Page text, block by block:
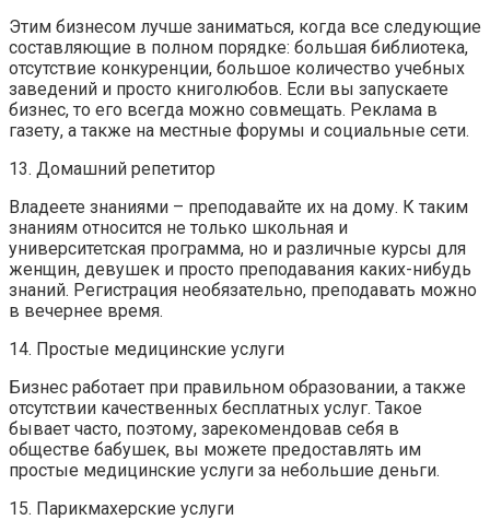
Этим бизнесом лучше заниматься, когда все следующие
составляющие в полном порядке: большая библиотека,
отсутствие конкуренции, большое количество учебных
заведений и просто книголюбов. Если вы запускаете
бизнес, то его всегда можно совмещать. Реклама в
газету, а также на местные форумы и социальные сети.
13. Домашний репетитор
Владеете знаниями – преподавайте их на дому. К таким
знаниям относится не только школьная и
университетская программа, но и различные курсы для
женщин, девушек и просто преподавания каких-нибудь
знаний. Регистрация необязательно, преподавать можно
в вечернее время.
14. Простые медицинские услуги
Бизнес работает при правильном образовании, а также
отсутствии качественных бесплатных услуг. Такое
бывает часто, поэтому, зарекомендовав себя в
обществе бабушек, вы можете предоставлять им
простые медицинские услуги за небольшие деньги.
15. Парикмахерские услуги